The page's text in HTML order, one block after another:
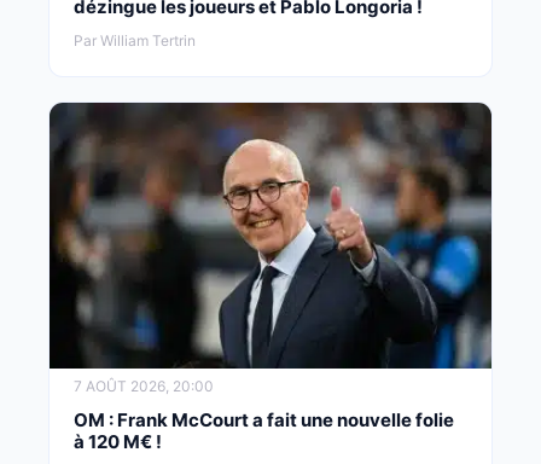
dézingue les joueurs et Pablo Longoria !
Par William Tertrin
7 AOÛT 2026, 20:00
OM : Frank McCourt a fait une nouvelle folie
à 120 M€ !